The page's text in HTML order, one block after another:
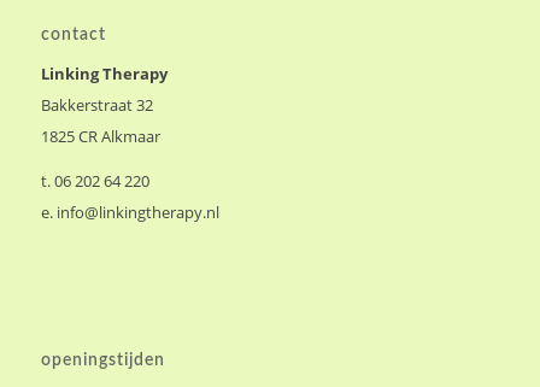
contact
Linking Therapy
Bakkerstraat 32
1825 CR Alkmaar
t. 06 202 64 220
e. info@linkingtherapy.nl
openingstijden